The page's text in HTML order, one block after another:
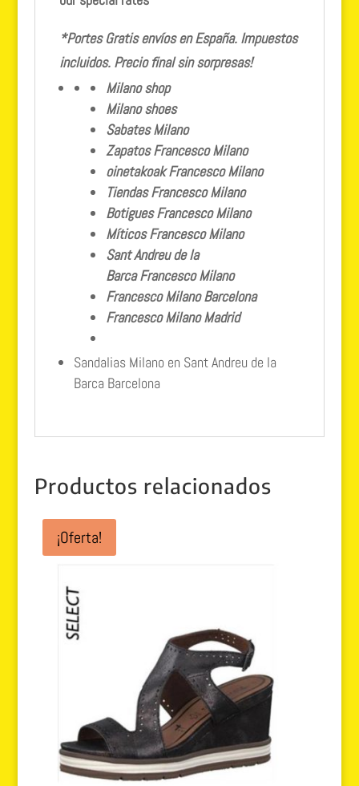
*Portes Gratis envíos en España. Impuestos
incluidos. Precio final sin sorpresas!
Milano shop
Milano shoes
Sabates Milano
Zapatos Francesco Milano
oinetakoak Francesco Milano
Tiendas Francesco Milano
Botigues Francesco Milano
Míticos Francesco Milano
Sant Andreu de la
Barca Francesco Milano
Francesco Milano Barcelona
Francesco Milano Madrid
Sandalias Milano en Sant Andreu de la
Barca Barcelona
Productos relacionados
¡Oferta!